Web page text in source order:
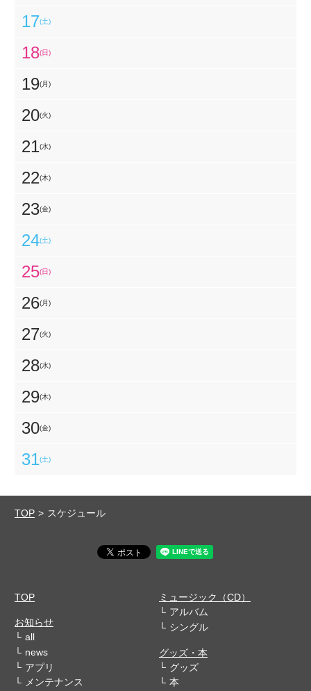
17(土)
18(日)
19(月)
20(火)
21(水)
22(木)
23(金)
24(土)
25(日)
26(月)
27(火)
28(水)
29(木)
30(金)
31(土)
TOP スケジュール
TOP
お知らせ
all
news
アプリ
メンテナンス
ミュージック（CD）
アルバム
シングル
グッズ・本
グッズ
本